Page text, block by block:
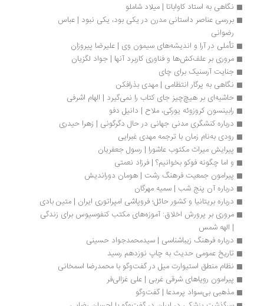
نگاهی به استاد کاواباتا | میلاد شاملو
بررسی عناصر داستانی مدرن در یکی بود، یکی نبود | عباس
رضوانی
تأملی در آرا و اندیشه‌های سیمون وی | علیرضا پیروزان
مروری بر علف‌کش‌ها و فناوری کاربرد آنها | جواد لگزیان
جنایت آرسنیک برای چای
نگاهی به پرگار انتظامی | مهدی بذرافکن
حاشیه‌ای بر هیچ‌چیز جای کتاب را نمی‌گیرد | الهام اشرفی
رابینسون کروزوئه یورکی، ملاح | دانیل دفو
درباره کنشگری مدنی جهانی در حال دگرگونی | زهرا حیدری
رودی به‌نام زمان با ترجمه مهدی غبرایی
پیرایش میراث مکتوب عاشورا | رسول جعفریان
و اما چگونه فوکو بخوانیم؟ | فرزاد نعمتی
پیرامون جمعیت فرهنگ رشت | هومان دوراندیش
درباره آن پنج شب | سمیه مهرگان
درباره بریتانیا و کشور حائل؛ فروپاشی امپراتوری ایران | متین بادی
مروری بر پرورش اخلاق: آموزه‌های مکتب کنفوسیوس برای زندگی
| الهه شمس
درباره فرهنگ زیباشناسی | سیدمحمدجواد حسینی
تاریخ عمومی حدیث به چاپ نوزدهم رسید
نظام منطق استیوارت میل در گفت‌وگو با محمدرضا اسمخانی
پیرامون رویاهای شرقی غربی | علی غزالی‌فر
مذهبی بی‌سواد پرمدعا | گفت‌وگو